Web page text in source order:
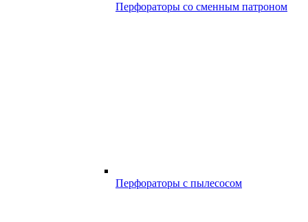
Перфораторы со сменным патроном
Перфораторы с пылесосом